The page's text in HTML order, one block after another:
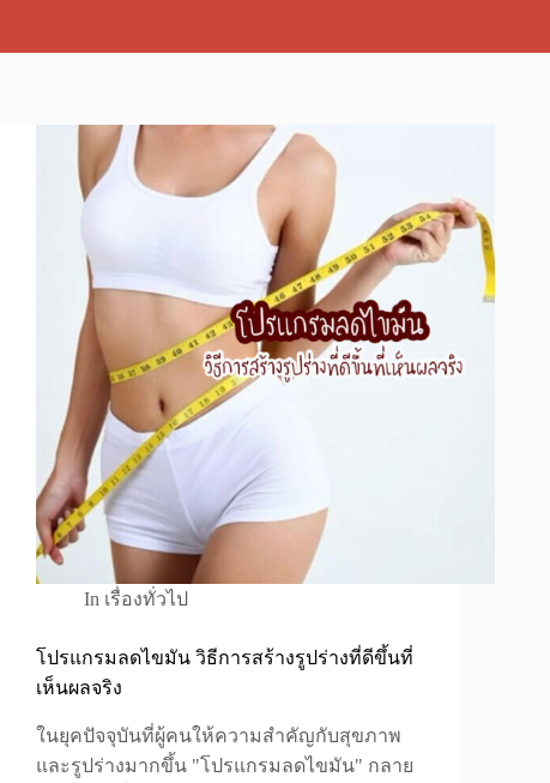
In เรื่องทั่วไป
โปรแกรมลดไขมัน วิธีการสร้างรูปร่างที่ดีขึ้นที่
เห็นผลจริง
ในยุคปัจจุบันที่ผู้คนให้ความสำคัญกับสุขภาพ
และรูปร่างมากขึ้น "โปรแกรมลดไขมัน" กลาย